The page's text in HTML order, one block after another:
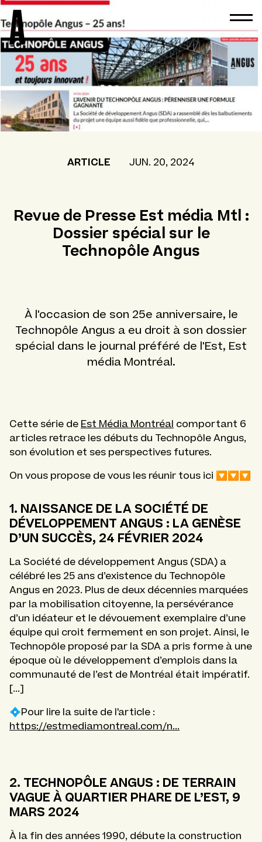
ARTICLE JUN. 20, 2024
Revue de Presse Est média Mtl :
Dossier spécial sur le
Technopôle Angus
À l'occasion de son 25e anniversaire, le
Technopôle Angus a eu droit à son dossier
spécial dans le journal préféré de l'Est, Est
média Montréal.
Cette série de Est Média Montréal comportant 6
articles retrace les débuts du Technopôle Angus,
son évolution et ses perspectives futures.
On vous propose de vous les réunir tous ici 🔽🔽🔽
1. NAISSANCE DE LA SOCIÉTÉ DE
DÉVELOPPEMENT ANGUS : LA GENÈSE
D’UN SUCCÈS, 24 FÉVRIER 2024
La Société de développement Angus (SDA) a
célébré les 25 ans d’existence du Technopôle
Angus en 2023. Plus de deux décennies marquées
par la mobilisation citoyenne, la persévérance
d’un idéateur et le dévouement exemplaire d’une
équipe qui croit fermement en son projet. Ainsi, le
Technopôle proposé par la SDA a pris forme à une
époque où le développement d’emplois dans la
communauté de l’est de Montréal était impératif.
[...]
💠Pour lire la suite de l'article :
https://estmediamontreal.com/n...
2. TECHNOPÔLE ANGUS : DE TERRAIN
VAGUE À QUARTIER PHARE DE L’EST, 9
MARS 2024
À la fin des années 1990, débute la construction